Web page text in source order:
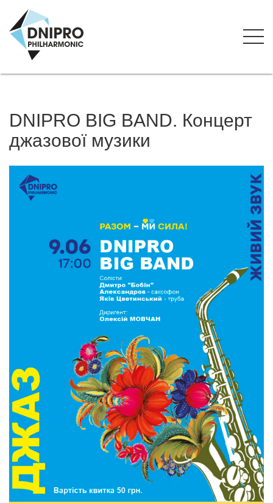
DNIPRO BIG BAND. Концерт
джазової музики